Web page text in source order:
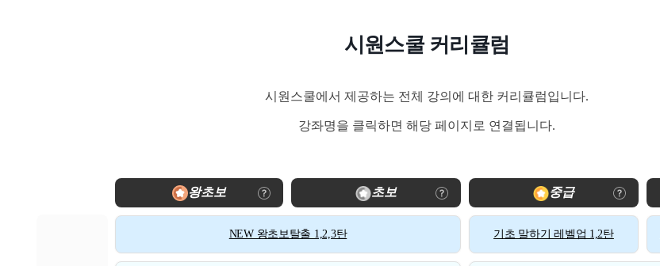
시원스쿨 커리큘럼
시원스쿨에서 제공하는 전체 강의에 대한 커리큘럼입니다.
강좌명을 클릭하면 해당 페이지로 연결됩니다.
왕초보 초보 중급
NEW 왕초보탈출 1,2,3탄 기초 말하기 레벨업 1,2탄